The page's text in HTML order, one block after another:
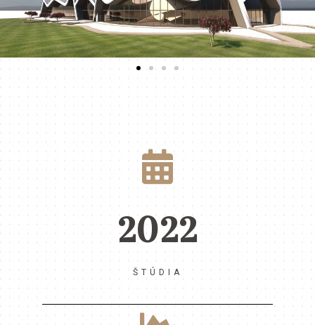
2022
ŠTÚDIA